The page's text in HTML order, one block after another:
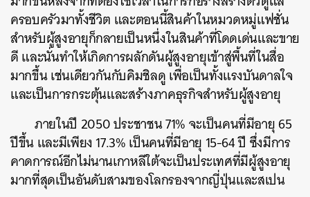
ครอบครัวมาทั้งชีวิต และตอนนี้สินค้าในหมวดหมู่แฟชั่น
สำหรับผู้สูงอายุก็กลายเป็นหนึ่งในสินค้าที่โดดเด่นและขาย
ดีและนั่นทำให้เกิดการผลักดันผู้สูงอายุเข้าสู่พื้นที่ในสื่อ
มากขึ้นเช่นเดียวกันกับคิมชิลดูเพื่อเป็นทั้งแรงบันดาลใจ
และเป็นการกระตุ้นและสร้างภาคธุรกิจสำหรับผู้สูงอายุ
ภายในปี 2050ประชาชน71% จะเป็นคนที่มีอายุ65
ปีขึ้นและมีเพียง17.3% เป็นคนที่มีอายุ15-64ปี ซึ่งมีการ
คาดการณ์อีกไม่นานเกาหลีใต้จะเป็นประเทศที่มีผู้สูงอายุ
มากที่สุดเป็นอันดับสามของโลกรองจากญี่ปุ่นและสเปน
SHARE TWEET LINE EMAIL